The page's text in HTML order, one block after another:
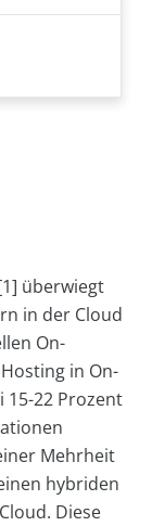
überwiegt
in der Cloud
On-
in On-
15-22 Prozent
Mehrheit
hybriden
Diese